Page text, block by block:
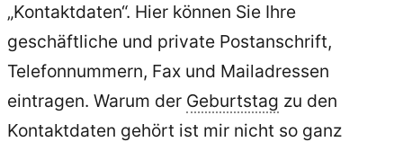
„Kontaktdaten“. Hier können Sie Ihre
geschäftliche und private Postanschrift,
Telefonnummern, Fax und Mailadressen
eintragen. Warum der Geburtstag zu den
Kontaktdaten gehört ist mir nicht so ganz